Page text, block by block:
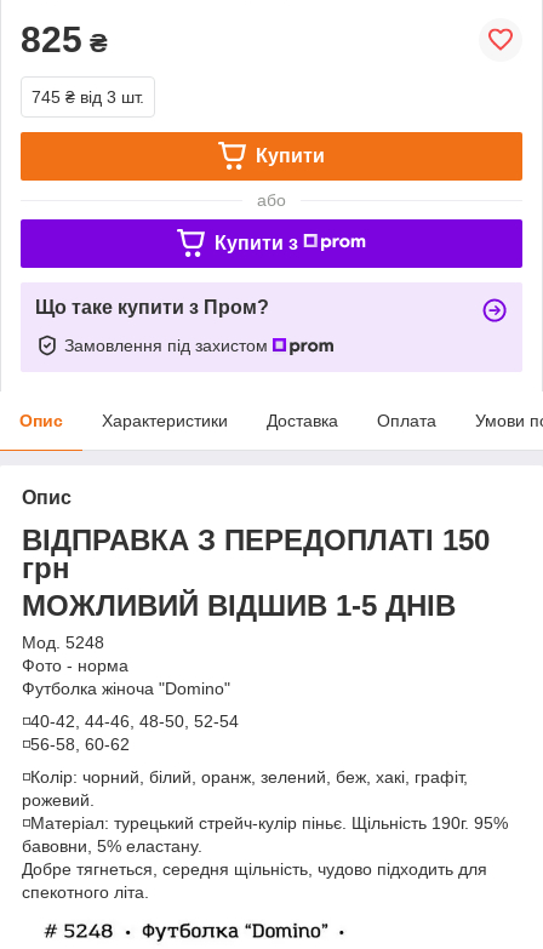
825 ₴
745 ₴ від 3 шт.
Купити
або
Купити з
Що таке купити з Пром?
Замовлення під захистом
Опис Характеристики Доставка Оплата Умови
Опис
ВІДПРАВКА З ПЕРЕДОПЛАТІ 150
грн
МОЖЛИВИЙ ВІДШИВ 1-5 ДНІВ
Мод. 5248
Фото - норма
Футболка жіноча "Domino"
◽️40-42, 44-46, 48-50, 52-54
◽️56-58, 60-62
◽️Колір: чорний, білий, оранж, зелений, беж, хакі, графіт,
рожевий.
◽️Матеріал: турецький стрейч-кулір піньє. Щільність 190г. 95%
бавовни, 5% еластану.
Добре тягнеться, середня щільність, чудово підходить для
спекотного літа.